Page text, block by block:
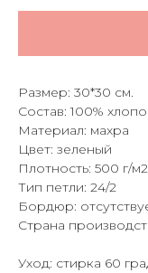
Размер: 30*30 см.
Состав: 100%
Материал: махра
Цвет: зеленый
Плотность: 500 г/м2
Тип петли: 24/2
Бордюр:
Страна
Уход: стирка 60